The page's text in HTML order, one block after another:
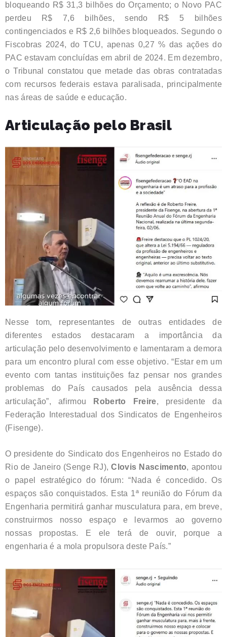
bloqueando R$ 31,3 bilhões do Orçamento; o Novo PAC
perdeu R$ 7,6 bilhões, sendo R$ 5 bilhões
contingenciados e R$ 2,6 bilhões bloqueados. Segundo o
Fiscobras 2024, do TCU, apenas 0,27 % das ações do
PAC estavam concluídas em abril de 2024. Em dezembro,
o Tribunal constatou que metade das obras contratadas
com recursos federais estava paralisada, principalmente
nas áreas de saúde e educação.
Articulação pelo Brasil
Nesse tom, representantes de outras entidades de
diferentes estados destacaram a importância da
articulação pelo desenvolvimento e lamentaram a demora
para um encontro plural com esse objetivo. “Estar em um
evento com tantas instituições faz pensar nos grandes
problemas do País causados pela ausência dessa
articulação”, afirmou
Roberto Freire, presidente da
Federação Interestadual dos Sindicatos de Engenheiros
(Fisenge).
O presidente do Sindicato dos Engenheiros no Estado do
Rio de Janeiro (Senge RJ),Clovis Nascimento, apontou
o papel estratégico do fórum: “Nada é concedido. Os
espaços são conquistados. Esta 1ª reunião do Fórum da
Engenharia permitirá ganhar musculatura para, em breve,
construirmos nosso espaço e levarmos ao governo
nossas propostas. E ele terá de ouvir, porque a
engenharia é a mola propulsora deste País.”